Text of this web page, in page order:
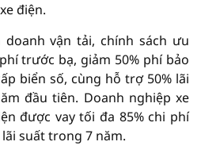
điện.
vận tải, chính sách ưu
trước bạ, giảm 50% phí bảo
biển số, cùng hỗ trợ 50% lãi
đầu tiên. Doanh nghiệp xe
được vay tối đa 85% chi phí
suất trong 7 năm.